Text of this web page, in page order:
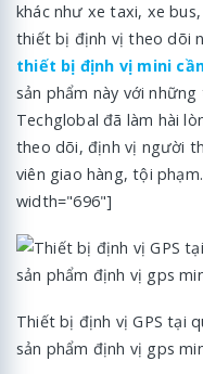
khác như xe taxi, xe
thiết bị định vị theo dõi
thiết bị định vị mini
sản phẩm này với
Techglobal đã làm hài
theo dõi, định vị người
viên giao hàng, tội
width="696"]
Thiết bị định vị GPS tại
sản phẩm định vị gps